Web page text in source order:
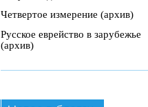
Четвертое измерение (архив)
Русское еврейство в зарубежье
(архив)